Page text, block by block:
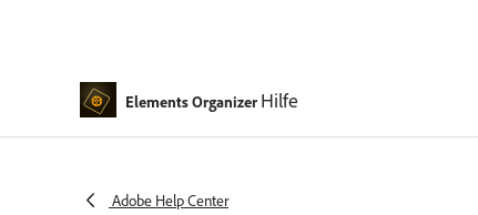
Elements Organizer Hilfe
Adobe Help Center